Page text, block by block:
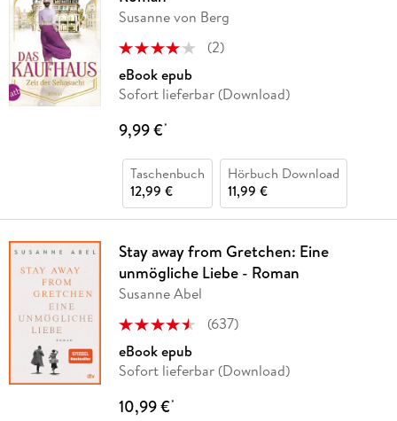
Susanne von Berg
(2)
eBook epub
Sofort lieferbar (Download)
9,99 €*
Taschenbuch
12,99 €
Hörbuch Download
11,99 €
Stay away from Gretchen: Eine
unmögliche Liebe - Roman
Susanne Abel
(637)
eBook epub
Sofort lieferbar (Download)
10,99 €*